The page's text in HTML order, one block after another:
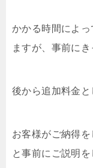
かかる時間によ
ますが、事前にき
後から追加料金と
お客様がご納得
と事前にご説明を